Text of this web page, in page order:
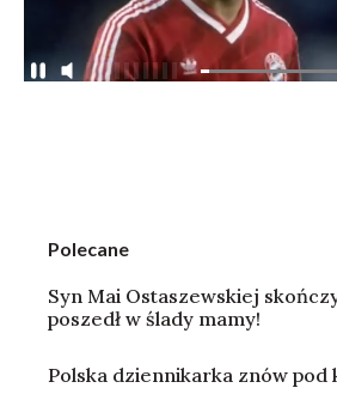
Polecane
Syn Mai Ostaszewskiej
poszedł w ślady mamy!
Polska dziennikarka znów pod